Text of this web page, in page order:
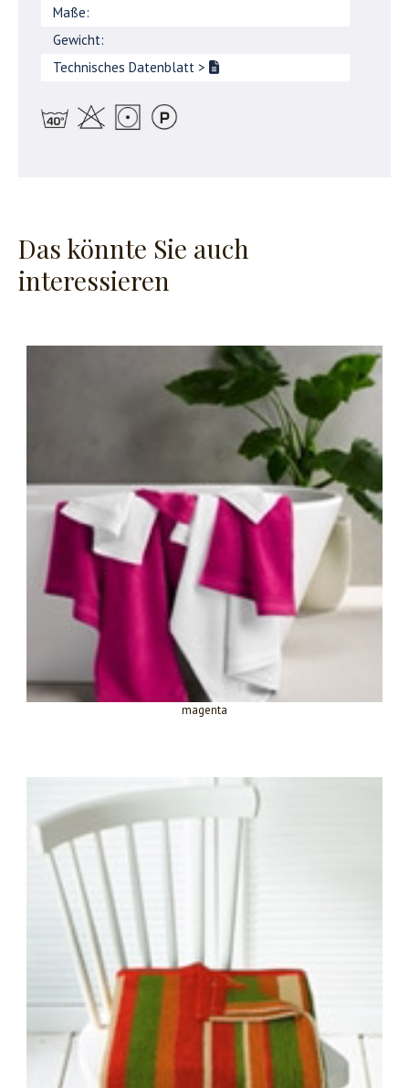
Maße:
Gewicht:
Technisches Datenblatt >
Das könnte Sie auch
interessieren
magenta